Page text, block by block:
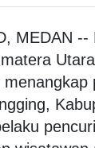
MEDAN --